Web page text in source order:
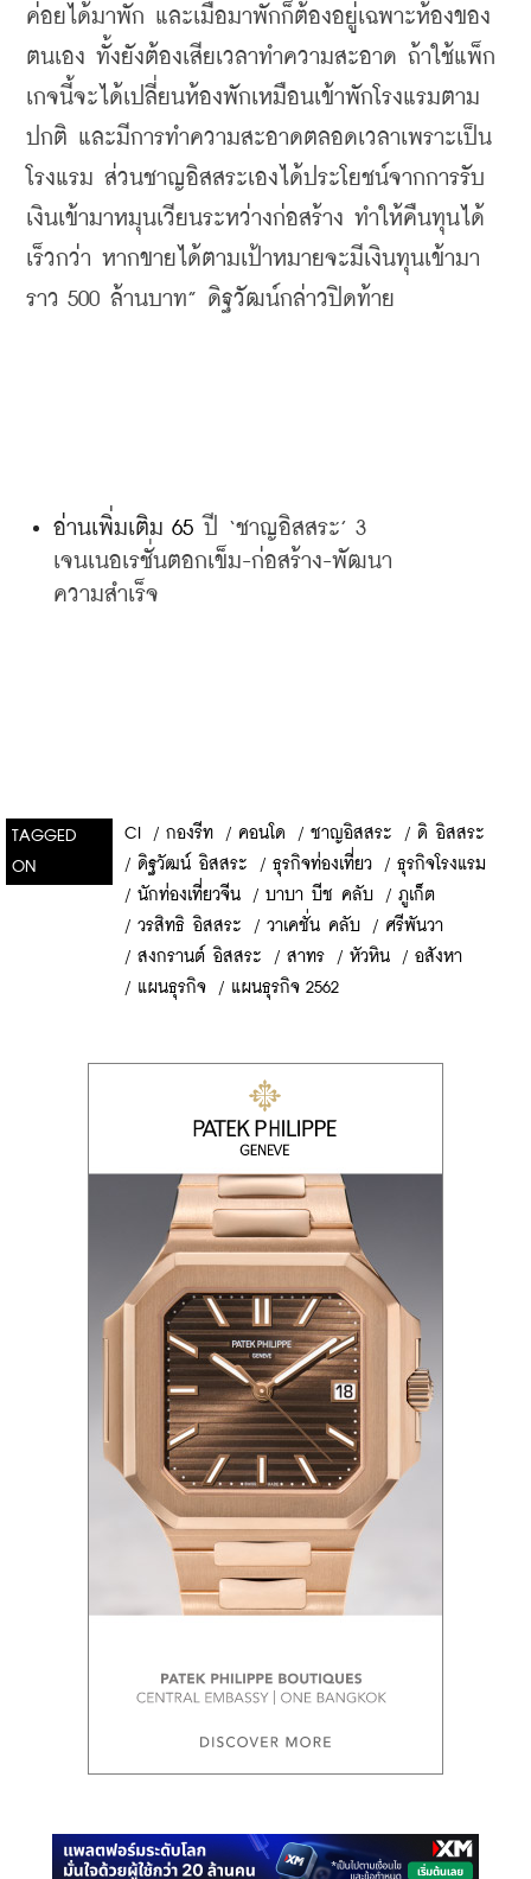
ค่อยได้มาพัก และเมื่อมาพักก็ต้องอยู่เฉพาะห้องของ
ตนเอง ทั้งยังต้องเสียเวลาทำความสะอาด ถ้าใช้แพ็ก
เกจนี้จะได้เปลี่ยนห้องพักเหมือนเข้าพักโรงแรมตาม
ปกติ และมีการทำความสะอาดตลอดเวลาเพราะเป็น
โรงแรม ส่วนชาญอิสสระเองได้ประโยชน์จากการรับ
เงินเข้ามาหมุนเวียนระหว่างก่อสร้าง ทำให้คืนทุนได้
เร็วกว่า หากขายได้ตามเป้าหมายจะมีเงินทุนเข้ามา
ราว 500 ล้านบาท” ดิฐวัฒน์กล่าวปิดท้าย
อ่านเพิ่มเติม 65 ปี ‘ชาญอิสสระ
เจนเนอเรชั่นตอกเข็ม-ก่อสร้าง-พัฒนา
ความสำเร็จ
TAGGED
ON
CI / กองรีท / คอนโด / ชาญอิสสระ / ดิ อิสสระ
/ ดิฐวัฒน์ อิสสระ / ธุรกิจท่องเที่ยว / ธุรกิจโรงแรม
/ นักท่องเที่ยวจีน / บาบา บีช คลับ / ภูเก็ต
/ วรสิทธิ อิสสระ / วาเคชั่น คลับ / ศรีพันวา
/ สงกรานต์ อิสสระ / สาทร / หัวหิน / อสังหา
/ แผนธุรกิจ / แผนธุรกิจ 2562